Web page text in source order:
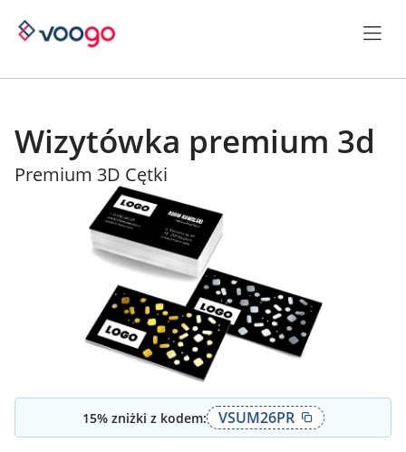
Wizytówka premium 3d
Premium 3D Cętki
15% zniżki z kodem: VSUM26PR